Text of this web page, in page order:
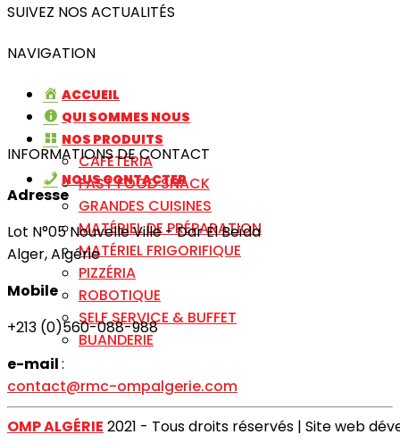
SUIVEZ NOS ACTUALITÉS
NAVIGATION
ACCUEIL
QUI SOMMES NOUS
NOS PRODUITS
CAFÉTÉRIA
FAST FOOD SNACK
GRANDES CUISINES
MATÉRIEL DE PRÉPARATION
MATÉRIEL FRIGORIFIQUE
PIZZÉRIA
ROBOTIQUE
SELF SERVICE & BUFFET
BUANDERIE
NOUS CONTACTER
INFORMATIONS DE CONTACT
Adresse
Lot N°05 Nouvelle Ville - Dar El Beïda
Alger, Algérie
Mobile
+213 (0)560-088-988
e-mail:
contact@rmc-ompalgerie.com
OMP ALGÉRIE 2021 - Tous droits réservés | Site web